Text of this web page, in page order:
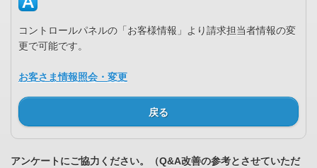
コントロールパネルの「お客様情報」より請求担当者情報の変
更で可能です。
お客さま情報照会・変更
戻る
アンケートにご協力ください。（Q&A改善の参考とさせていただ